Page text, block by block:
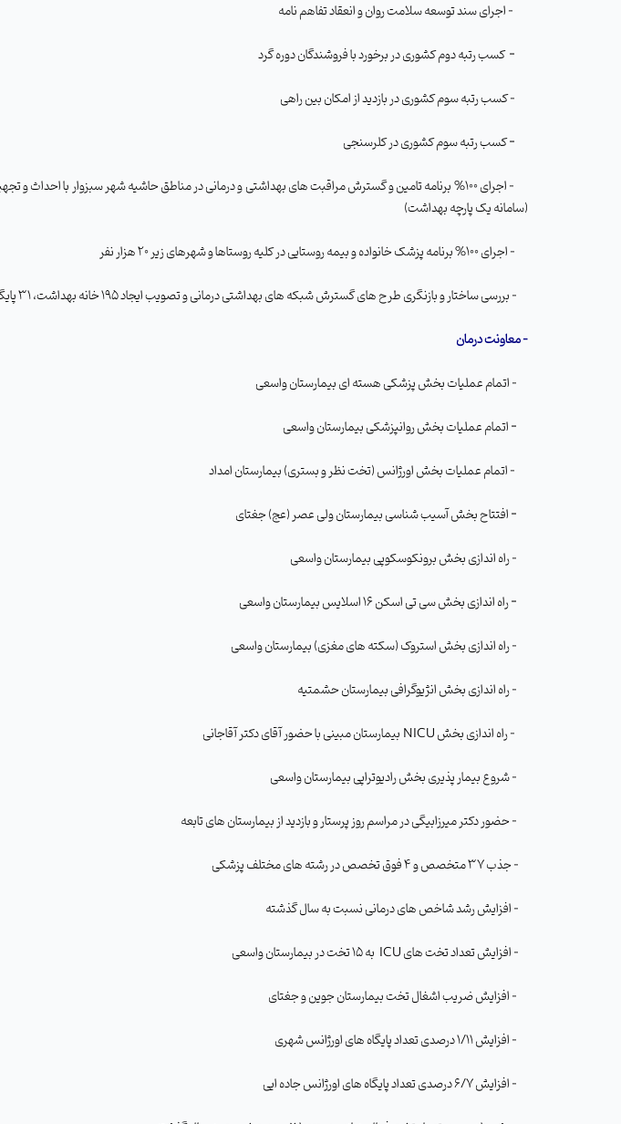
- اجرای سند توسعه سلامت روان و انعقاد تفاهم نامه
-کسب رتبه دوم کشوری در برخورد با فروشندگان دوره گرد
- کسب رتبه سوم کشوری در بازدید از امکان بین راهی
-کسب رتبه سوم کشوری در کلرسنجی
(سامانه یک پارچه بهداشت)
- اجرای 100% برنامه پزشک خانواده و بیمه روستایی در کلیه روستاها و شهرهای زیر 20 هزار نفر
- بررسی ساختار و بازنگری طرح های گسترش شبکه های بهداشتی درمانی و تصویب ایجاد 195 خانه بهداشت، 31 پایگاه سلامت شهری ، یک پایگاه سلامت روستایی ، 48 مرکز خدمات جامع سلامت شهری و روستایی شبانه روزی
- معاونت درمان
- اتمام عملیات بخش پزشکی هسته ای بیمارستان واسعی
- اتمام عملیات بخش روانپزشکی بیمارستان واسعی
- اتمام عملیات بخش اورژانس (تخت نظر و بستری) بیمارستان امداد
- افتتاح بخش آسیب شناسی بیمارستان ولی عصر (عج) جغتای
- راه اندازی بخش برونکوسکوپی بیمارستان واسعی
-راه اندازی بخش سی تی اسکن 16 اسلایس بیمارستان واسعی
- راه اندازی بخش استروک (سکته های مغزی) بیمارستان واسعی
- راه اندازی بخش انژیوگرافی بیمارستان حشمتیه
- راه اندازی بخش NICU
- شروع بیمار پذیری بخش رادیوتراپی بیمارستان واسعی
- حضور دکتر میرزابیگی در مراسم روز پرستار و بازدید از بیمارستان های تابعه
- جذب 37 متخصص و 4 فوق تخصص در رشته های مختلف پزشکی
- افزایش رشد شاخص های درمانی نسبت به سال گذشته
- افزایش تعداد تخت های ICU به 15 تخت در بیمارستان واسعی
- افزایش ضریب اشغال تخت بیمارستان جوین و جغتای
- افزایش 1/11 درصدی تعداد پایگاه های اورژانس شهری
- افزایش 6/7 درصدی تعداد پایگاه های اورژانس جاده ایی